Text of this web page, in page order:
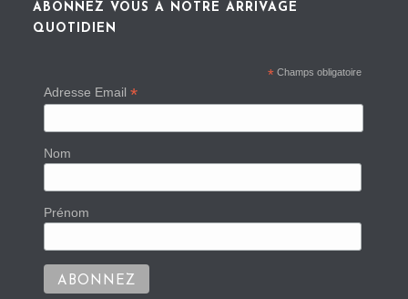
ABONNEZ VOUS À NOTRE ARRIVAGE
QUOTIDIEN
* Champs obligatoire
Adresse Email *
Nom
Prénom